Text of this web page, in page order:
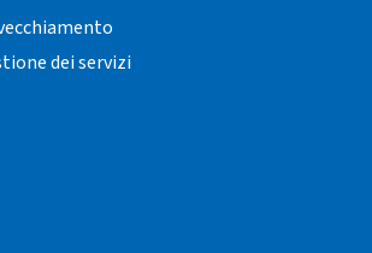
dei servizi